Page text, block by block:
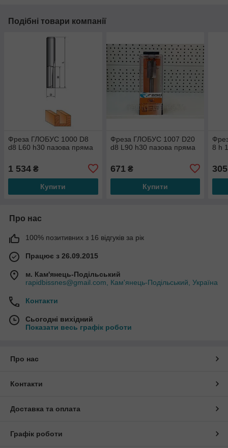
Подібні товари компанії
Фреза ГЛОБУС 1000 D8
d8 L60 h30 пазова пряма
1 534 ₴
Купити
Фреза ГЛОБУС 1007 D20
d8 L90 h30 пазова пряма
671₴
Купити
8 h
305
Про нас
100% позитивних з 16 відгуків за рік
Працює з 26.09.2015
м. Кам'янець-Подільський
rapidbissnes@gmail.com, Кам'янець-Подільський, Україна
Контакти
Сьогодні вихідний
Показати весь графік роботи
Про нас
Контакти
Доставка та оплата
Графік роботи